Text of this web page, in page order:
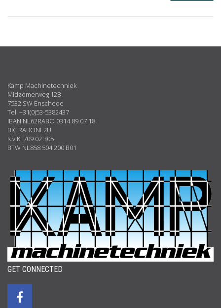
US
Kamp Machinetechniek
Midzomerweg 12B
7532 SW Enschede
Tel: +31(0)53-5382437
IBAN NL62RABO 0314 89 07 18
BIC RABONL2U
K.v.K. 709 02 305
BTW NL858 504 200 B01
GET CONNECTED